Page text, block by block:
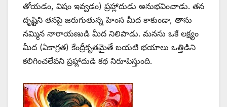
తోయడం, విషం ఇవ్వడం) ప్రహ్లాదుడు అనుభవించాడు. తన
దృష్టిని తనపై జరుగుతున్న హింస మీద కాకుండా, తాను
నమ్మిన నారాయణుడి మీద నిలిపాడు. మనసు ఒకే లక్ష్యం
మీద (ఏకాగ్రత) కేంద్రీకృతమైతే బయటి భయాలు ఒత్తిడిని
కలిగించలేవని ప్రహ్లాదుడి కథ నిరూపిస్తుంది.